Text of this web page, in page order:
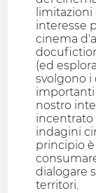
interesse
cinema
(ed
svolgono i
importanti
nostro
incentrato
indagini
principio
dialogare
territori.